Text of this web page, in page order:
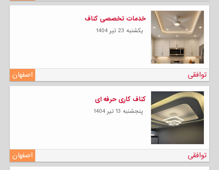
خدمات تخصصی کناف
يكشنبه 23 تیر 1404
اصفهان توافقی
کناف کاری حرفه ای
پنجشنبه 13 تیر 1404
اصفهان توافقی